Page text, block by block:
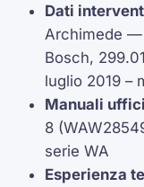
Dati
Archimede —
Bosch,
luglio 2019 –
Manuali
8
serie WA
Esperienza